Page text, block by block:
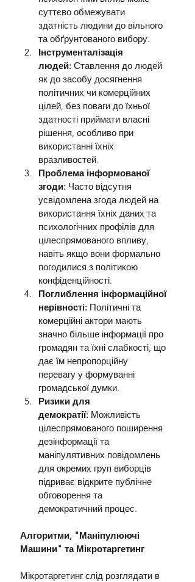
суттєво обмежувати
здатність людини до вільного
та обґрунтованого вибору.
Інструменталізація
людей: Ставлення до людей
як до засобу досягнення
політичних чи комерційних
цілей, без поваги до їхньої
здатності приймати власні
рішення, особливо при
використанні їхніх
вразливостей.
Проблема інформованої
згоди: Часто відсутня
усвідомлена згода людей на
використання їхніх даних та
психологічних профілів для
цілеспрямованого впливу,
навіть якщо вони формально
погодилися з політикою
конфіденційності.
Поглиблення інформаційної
нерівності: Політичні та
комерційні актори мають
значно більше інформації про
громадян та їхні слабкості, що
дає їм непропорційну
перевагу у формуванні
громадської думки.
Ризики для
демократії: Можливість
цілеспрямованого поширення
дезінформації та
маніпулятивних повідомлень
для окремих груп виборців
підриває відкрите публічне
обговорення та
демократичний процес.
Алгоритми, "Маніпулюючі
Машини" та Мікротаргетинг
Мікротаргетинг слід розглядати в